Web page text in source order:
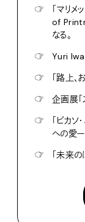
☞
「マリ
of
なる。
☞
Yuri
☞
「路上、
☞
企画展「
☞
「ピカソ
への愛ー
☞
「未来の